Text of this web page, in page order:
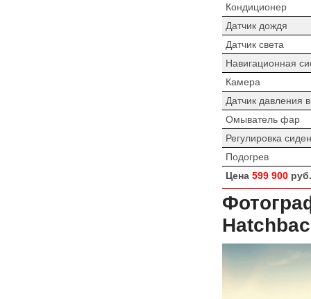
Кондиционер
Датчик дождя
Датчик света
Навигационная
Камера
Датчик давления
Омыватель фар
Регулировка
Подогрев
Цена 599 900руб.